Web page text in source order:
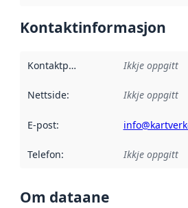
Kontaktinformasjon
Kontaktpunkt Ikkje oppgitt
Nettside: Ikkje oppgitt
E-post:
Telefon: Ikkje oppgitt
Om dataane